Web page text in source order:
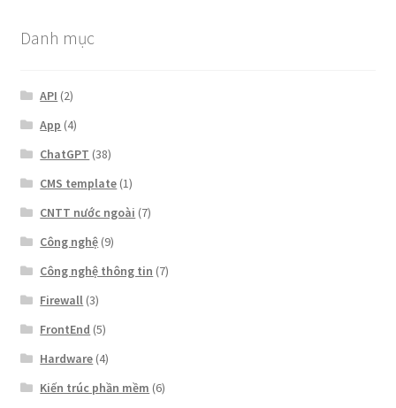
Danh mục
API (2)
App (4)
ChatGPT (38)
CMS template (1)
CNTT nước ngoài (7)
Công nghệ (9)
Công nghệ thông tin (7)
Firewall (3)
FrontEnd (5)
Hardware (4)
Kiến trúc phần mềm (6)